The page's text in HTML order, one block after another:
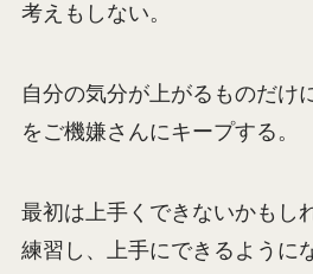
考えもしない。
自分の気分が上がるものだけ
をご機嫌さんにキープする。
最初は上手くできないかもし
練習し、上手にできるように